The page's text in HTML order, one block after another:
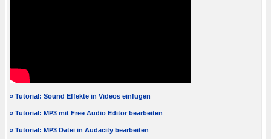
» Tutorial: Sound Effekte in Videos einfügen
» Tutorial: MP3 mit Free Audio Editor bearbeiten
» Tutorial: MP3 Datei in Audacity bearbeiten